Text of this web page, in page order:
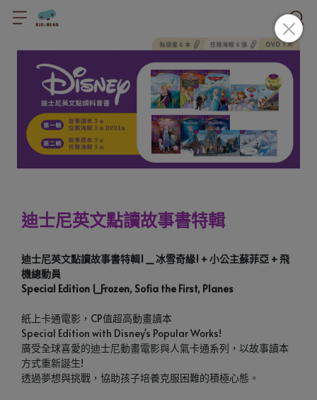
迪士尼英文點讀故事書特輯
迪士尼英文點讀故事書特輯1 _ 冰雪奇緣1 + 小公主蘇菲亞 + 飛
機總動員
Special Edition 1_Frozen, Sofia the First, Planes
紙上卡通電影，CP值超高動畫讀本
Special Edition with Disney's Popular Works!
廣受全球喜愛的迪士尼動畫電影與人氣卡通系列，以故事讀本
方式重新誕生!
透過夢想與挑戰，協助孩子培養克服困難的積極心態。